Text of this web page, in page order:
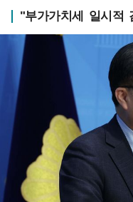
"부가가치세 일시적